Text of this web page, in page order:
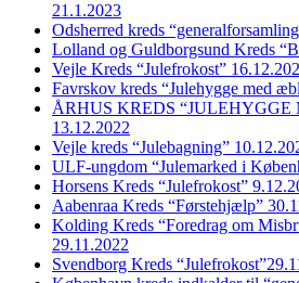
21.1.2023
Odsherred kreds
Lolland og Guldborgsund Kreds
Vejle Kreds “Julefrokost”
Favrskov kreds “Julehygge med
ÅRHUS KREDS
13.12.2022
Vejle kreds “Julebagning”
ULF-ungdom “Julemarked i
Horsens Kreds “Julefrokost”
Aabenraa Kreds “Førstehjælp”
Kolding Kreds “Foredrag om
29.11.2022
Svendborg Kreds